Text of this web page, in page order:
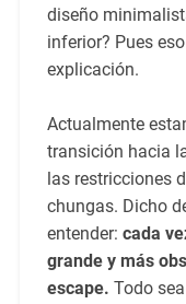
diseño
inferior? Pues
explicación.
Actualmente
transición hacia
las restricciones
chungas. Dicho
entender: cada
grande y más
escape. Todo